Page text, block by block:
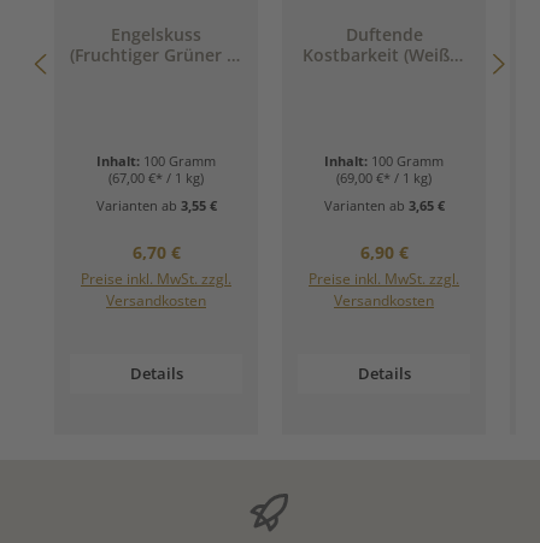
Engelskuss
(Fruchtiger Grüner u.
Inhalt: 100 Gramm
(67,00 €* / 1 kg)
Varianten ab 3,55 €
Regulärer Preis:
6,70 €
Preise inkl. MwSt. zzgl.
Versandkosten
Details
Duftende
Kostbarkeit (Weißer
Inhalt: 100 Gramm
(69,00 €* / 1 kg)
Varianten ab 3,65 €
Regulärer Preis:
6,90 €
Preise inkl. MwSt. zzgl.
Versandkosten
Details